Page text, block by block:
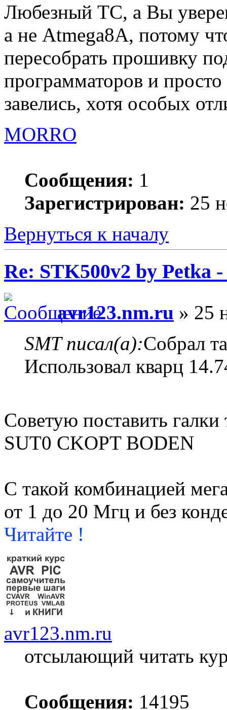
Любезный ТС, а Вы
а не Atmega8A, потому
пересобрать прошивку
программаторов и
завелись, хотя особых
MORRO
Сообщения: 1
Зарегистрирован: 25
Вернуться к началу
Re: STK500v2 by
avr123.nm.ru » 25
SMT писал(а):Собрал
Использовал кварц
Советую поставить галки
SUT0 CKOPT BODEN
C такой комбинацией
от 1 до 20 Мгц и без
Читайте !
avr123.nm.ru
отсылающий читать
Сообщения: 14195